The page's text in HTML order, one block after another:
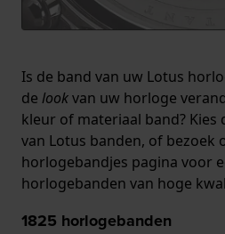
Is de band van uw Lotus
de lookvan uw horloge
kleur of materiaal band? Kies
van Lotus banden, of bezoek
horlogebandjes pagina voor
horlogebanden van hoge
1825 horlogebanden